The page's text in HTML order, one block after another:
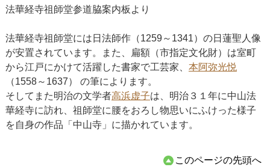
法華経寺祖師堂参道脇案内板より
法華経寺祖師堂には日法師作（1259～1341）の日蓮聖人像
が安置されています。また、扁額（市指定文化財）は室町
から江戸にかけて活躍した書家で工芸家、 本阿弥光悦
（1558～1637） の筆によります。
そしてまた明治の文学者高浜虚子は、明治３１年に中山法
華経寺に訪れ、祖師堂に腰をおろし物思いにふけった様子
を自身の作品「中山寺」に描かれています。
このページの先頭へ